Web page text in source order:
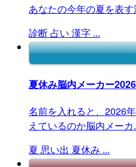
あなたの今年の夏を表
診断 占い 漢字 ...
夏休み脳内メーカー2026
名前を入れると、2026
えているのか脳内メーカ
夏 思い出 夏休み ...